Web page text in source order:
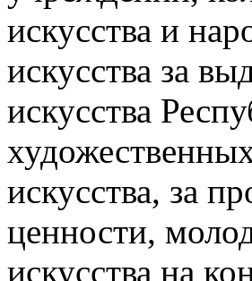
искусства и
искусства за
искусства
искусства, за
ценности,
искусства на